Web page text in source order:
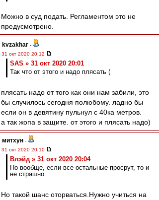
Можно в суд подать. Регламентом это не
предусмотрено.
kvzakhar -
31 окт 2020 20:12
SAS » 31 окт 2020 20:01
Так что от этого и надо плясать (
плясать надо от того как они нам забили, это
бы случилось сегодня полюбому. ладно бы
если он в девятину пульнул с 40ка метров.
а так жопа в защите. от этого и плясать надо)
митхун -
31 окт 2020 20:10
Влэйд » 31 окт 2020 20:04
Но вообще, если все остальные просрут, то и
не страшно.
Но такой шанс оторваться.Нужно учиться на